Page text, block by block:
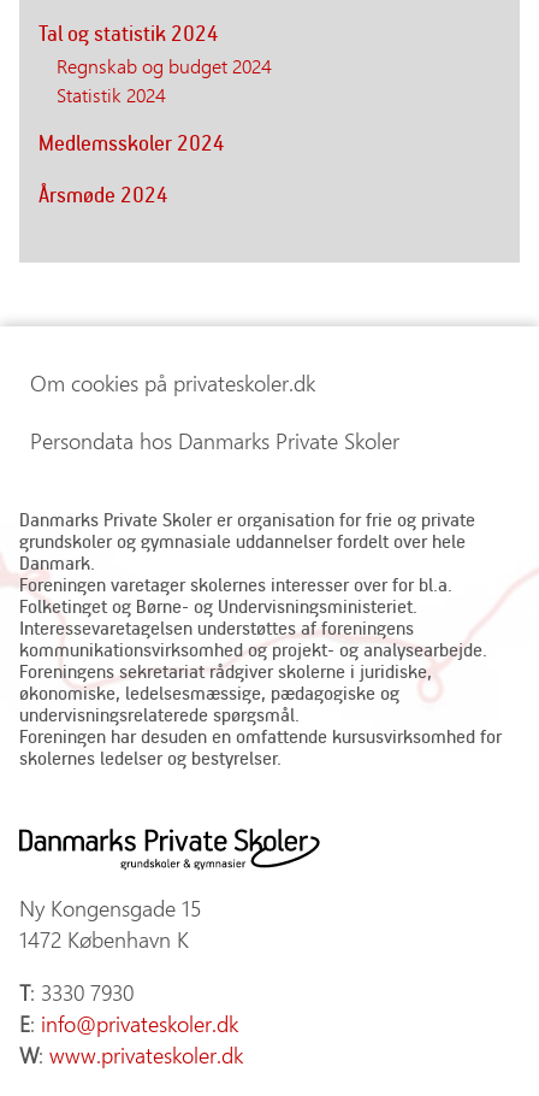
Tal og statistik 2024
Regnskab og budget 2024
Statistik 2024
Medlemsskoler 2024
Årsmøde 2024
Om cookies på privateskoler.dk
Persondata hos Danmarks Private Skoler
Danmarks Private Skoler er organisation for frie og private
grundskoler og gymnasiale uddannelser fordelt over hele
Danmark.
Foreningen varetager skolernes interesser over for bl.a.
Folketinget og Børne- og Undervisningsministeriet.
Interessevaretagelsen understøttes af foreningens
kommunikationsvirksomhed og projekt- og analysearbejde.
Foreningens sekretariat rådgiver skolerne i juridiske,
økonomiske, ledelsesmæssige, pædagogiske og
undervisningsrelaterede spørgsmål.
Foreningen har desuden en omfattende kursusvirksomhed for
skolernes ledelser og bestyrelser.
Ny Kongensgade 15
1472 København K
T: 3330 7930
E: info@privateskoler.dk
W: www.privateskoler.dk